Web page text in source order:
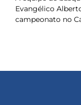
Evangélico
campeonato no